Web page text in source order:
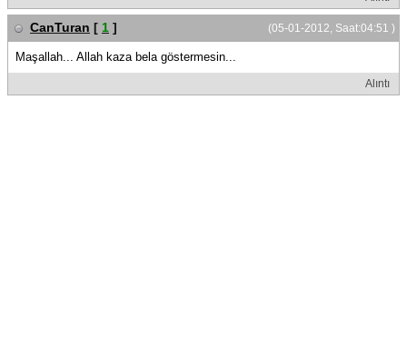
(05-01-2012, Saat:04:51 )
CanTuran [ 1 ]
Maşallah... Allah kaza bela göstermesin...
Alıntı